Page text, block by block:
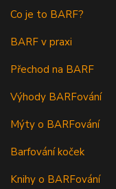
Co je to BARF?
BARF v praxi
Přechod na BARF
Výhody BARFování
Mýty o BARFování
Barfování koček
Knihy o BARFování